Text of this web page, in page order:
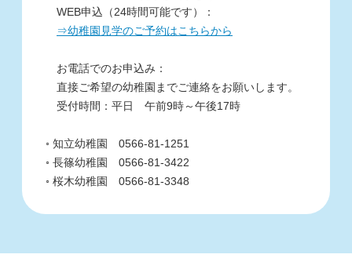
WEB申込（24時間可能です）：
⇒幼稚園見学のご予約はこちらから
お電話でのお申込み：
直接ご希望の幼稚園までご連絡をお願いします。
受付時間：平日 午前9時～午後17時
◦ 知立幼稚園 0566-81-1251
◦ 長篠幼稚園 0566-81-3422
◦ 桜木幼稚園 0566-81-3348